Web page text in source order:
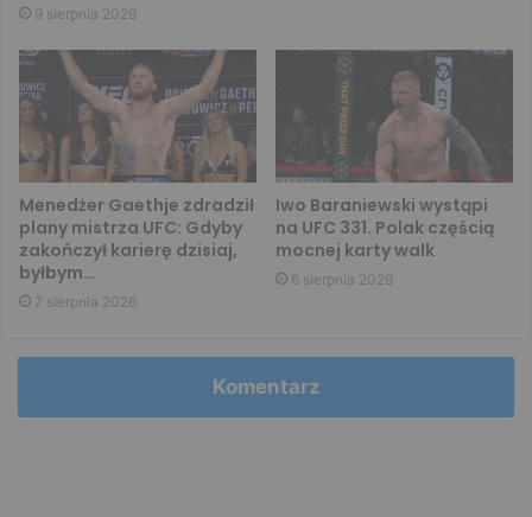
9 sierpnia 2026
Menedżer Gaethje zdradził
plany mistrza UFC: Gdyby
zakończył karierę dzisiaj,
byłbym…
7 sierpnia 2026
Iwo Baraniewski wystąpi
na UFC 331. Polak częścią
mocnej karty walk
6 sierpnia 2026
Komentarz